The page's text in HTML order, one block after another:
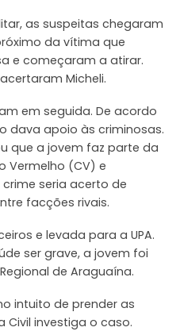
as suspeitas chegaram
da vítima que
e começaram a atirar.
Micheli.
em seguida. De acordo
dava apoio às criminosas.
que a jovem faz parte da
Vermelho (CV) e
seria acerto de
facções rivais.
e levada para a UPA.
ser grave, a jovem foi
de Araguaína.
intuito de prender as
Civil investiga o caso.